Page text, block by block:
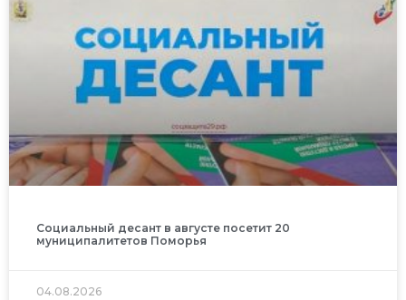
Социальный десант в августе посетит 20
муниципалитетов Поморья
04.08.2026